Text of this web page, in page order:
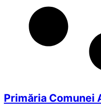
Primăria Comunei